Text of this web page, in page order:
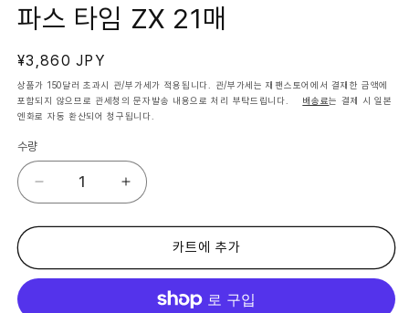
서
어
열
기
파스 타임 ZX 21매
정
가
¥3,860 JPY
상품가 150달러 초과시 관/부가세가 적용됩니다. 관/부가세는 재팬스토어에서 결재한 금액에
포함되지 않으므로 관세청의 문자발송 내용으로 처리 부탁드립니다. 배송료는 결제 시 일본
엔화로 자동 환산되어 청구됩니다.
수량
스
타
ZX
파
스
타
ZX
카트에 추가